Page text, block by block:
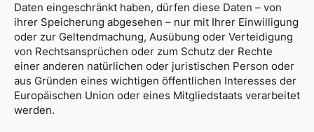
Daten eingeschränkt haben, dürfen diese Daten – von
ihrer Speicherung abgesehen – nur mit Ihrer Einwilligung
oder zur Geltendmachung, Ausübung oder Verteidigung
von Rechtsansprüchen oder zum Schutz der Rechte
einer anderen natürlichen oder juristischen Person oder
aus Gründen eines wichtigen öffentlichen Interesses der
Europäischen Union oder eines Mitgliedstaats verarbeitet
werden.